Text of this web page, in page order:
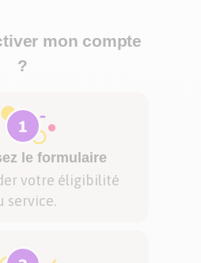
mon compte
?
le formulaire
votre éligibilité
service.